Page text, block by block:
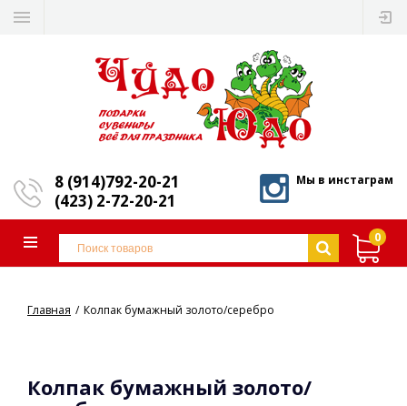
8 (914)792-20-21
(423) 2-72-20-21
Мы в инстаграм
0
Главная Колпак бумажный золото/серебро
Колпак бумажный золото/